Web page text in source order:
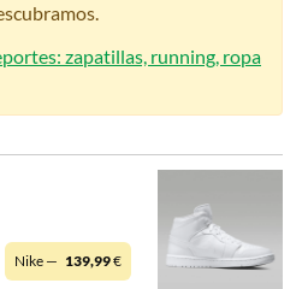
zapatillas, running, ropa
Nike — 139,99€